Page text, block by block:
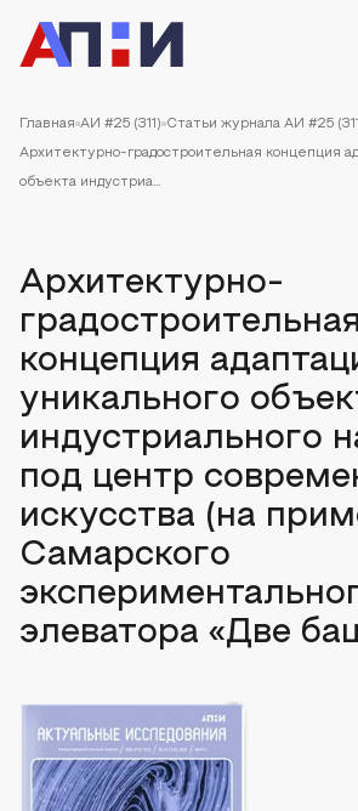
Главная АИ #25 (311) Статьи журнала АИ #25
Архитектурно-градостроительная концепция
объекта индустриа...
Архитектурно-
градостроительная
концепция
уникального
индустриального
под центр
искусства (на
Самарского
элеватора «Две